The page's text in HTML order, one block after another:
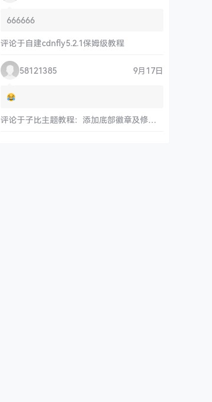
666666
评论于自建cdnfly5.2.1保姆级教程
58121385 9月17日
评论于子比主题教程：添加底部徽章及修改链接和运行时间